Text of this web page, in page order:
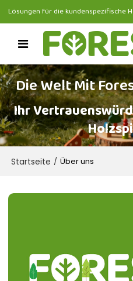
Lösungen für die kundenspezifische
Die Welt Mit
Ihr
Startseite / Über uns